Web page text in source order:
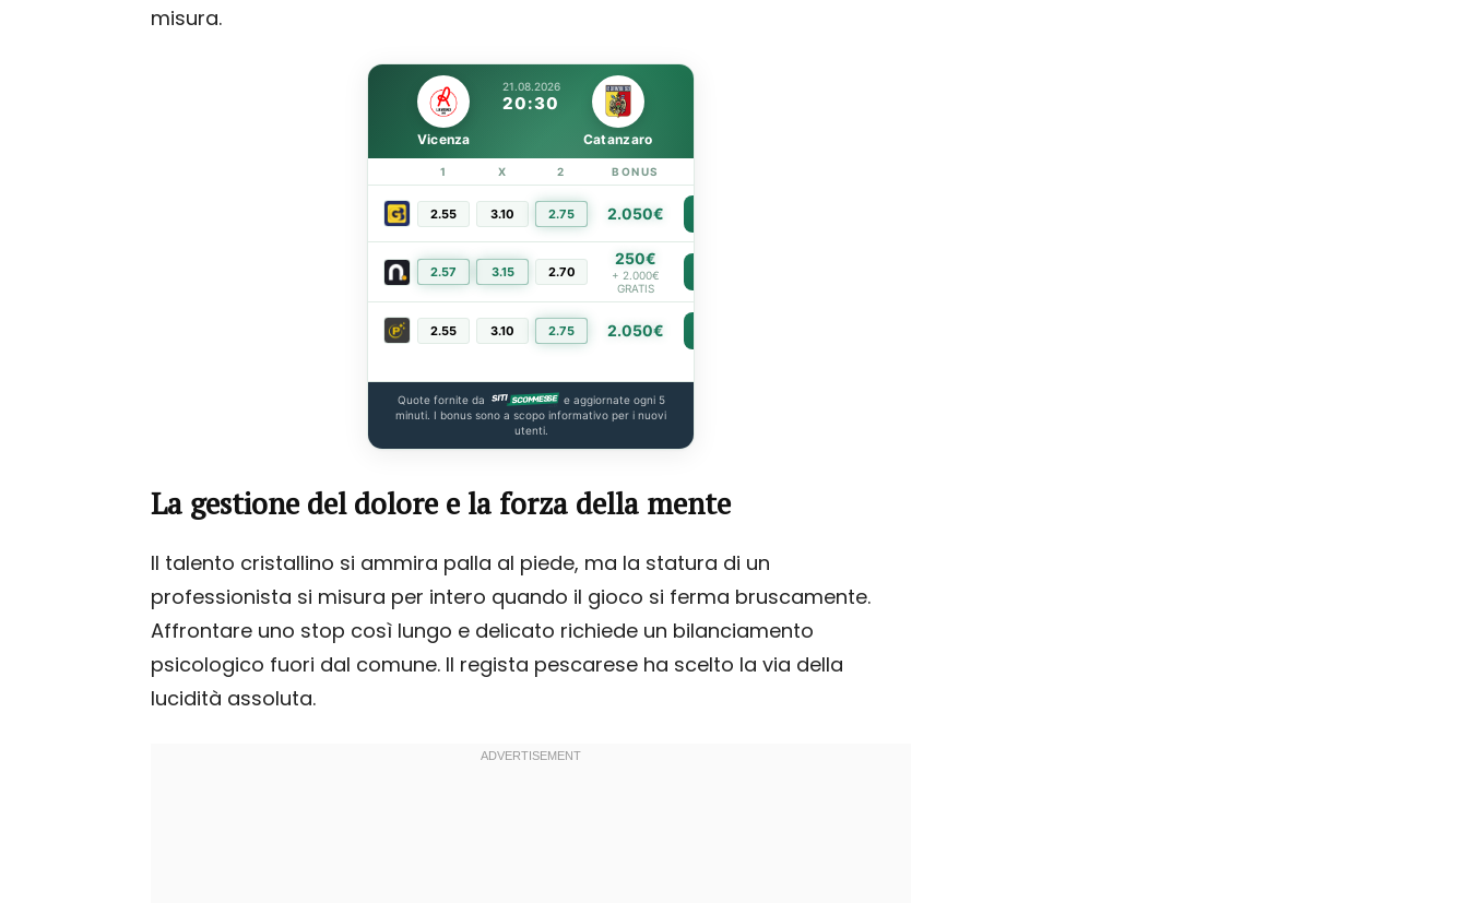
misura.
21.08.2026
20:30
Vicenza Catanzaro
1 X 2 BONUS
2.55 3.10 2.75 2.050€
2.57 3.15 2.70
250€
+ 2.000€
GRATIS
2.55 3.10 2.75 2.050€
Quote fornite da
e aggiornate ogni 5
minuti. I bonus sono a scopo informativo per i nuovi
utenti.
La gestione del dolore e la forza della mente
Il talento cristallino si ammira palla al piede, ma la statura di un
professionista si misura per intero quando il gioco si ferma bruscamente.
Affrontare uno stop così lungo e delicato richiede un bilanciamento
psicologico fuori dal comune. Il regista pescarese ha scelto la via della
lucidità assoluta.